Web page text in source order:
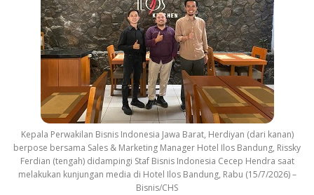
Kepala Perwakilan Bisnis Indonesia Jawa Barat, Herdiyan (dari kanan)
berpose bersama Sales & Marketing Manager Hotel Ilos Bandung, Rissky
Ferdian (tengah) didampingi Staf Bisnis Indonesia Cecep Hendra saat
melakukan kunjungan media di Hotel Ilos Bandung, Rabu (15/7/2026) –
Bisnis/CHS